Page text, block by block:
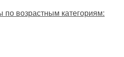
по возрастным категориям: